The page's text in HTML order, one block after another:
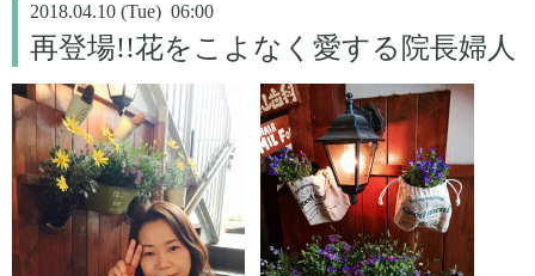
2018.04.10 (Tue) 06:00
再登場!!花をこよなく愛する院長婦人